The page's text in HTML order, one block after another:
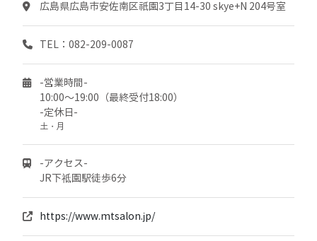
広島県広島市安佐南区祇園3丁目14-30 skye+N 204号室
TEL：082-209-0087
-営業時間-
10:00～19:00（最終受付18:00）
-定休日-
土・月
-アクセス-
JR下祗園駅徒歩6分
https://www.mtsalon.jp/